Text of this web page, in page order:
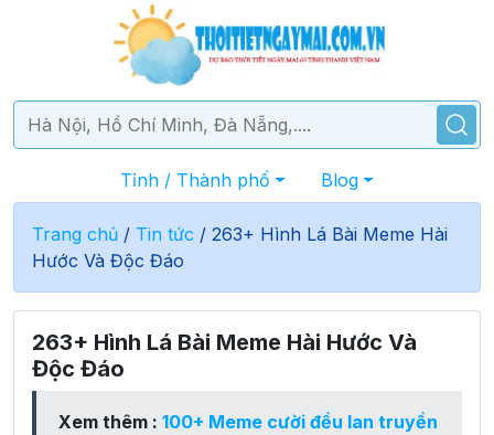
Tỉnh / Thành phố Blog
Trang chủ / Tin tức / 263+ Hình Lá Bài Meme Hài
Hước Và Độc Đáo
263+ Hình Lá Bài Meme Hài Hước Và
Độc Đáo
Xem thêm : 100+ Meme cười đểu lan truyền